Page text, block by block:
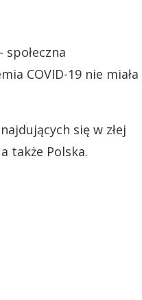
COVID-19 nie miała
się w złej
także Polska.